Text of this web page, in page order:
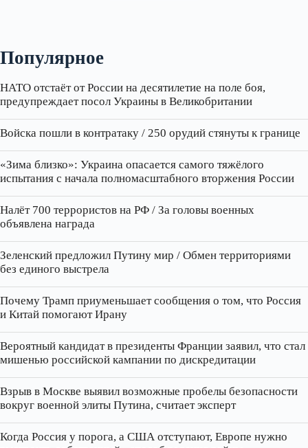
Популярное
НАТО отстаёт от России на десятилетие на поле боя,
предупреждает посол Украины в Великобритании
Войска пошли в контратаку / 250 орудий стянуты к границе
«Зима близко»: Украина опасается самого тяжёлого
испытания с начала полномасштабного вторжения России
Налёт 700 террористов на РФ / За головы военных
объявлена награда
Зеленский предложил Путину мир / Обмен территориями
без единого выстрела
Почему Трамп приуменьшает сообщения о том, что Россия
и Китай помогают Ирану
Вероятный кандидат в президенты Франции заявил, что стал
мишенью российской кампании по дискредитации
Взрыв в Москве выявил возможные пробелы безопасности
вокруг военной элиты Путина, считает эксперт
Когда Россия у порога, а США отступают, Европе нужно